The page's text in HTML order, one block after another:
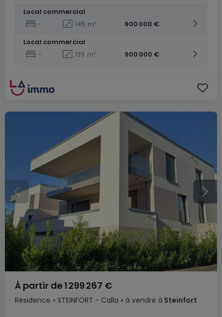
Local commercial
-
145 m²
900 000 €
Local commercial
-
139 m² 900 000 €
Résidence « STEINFORT - Calla » à vendre à Steinfort
À partir de1 299 267 €